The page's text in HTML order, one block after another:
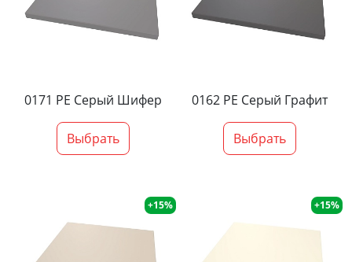
0171 PE Серый Шифер
Выбрать
0162 PE Серый Графит
Выбрать
+15% +15%